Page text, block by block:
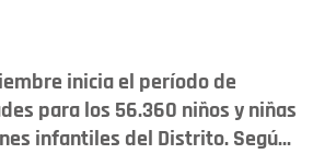
inicia el período de
para los 56.360 niños y niñas
infantiles del Distrito. Segú...